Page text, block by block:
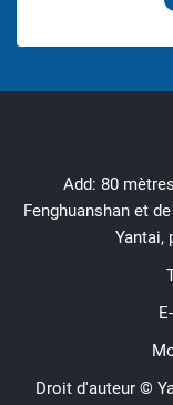
Add: 80
Fenghuanshan et
Yantai,
Droit d'auteur ©